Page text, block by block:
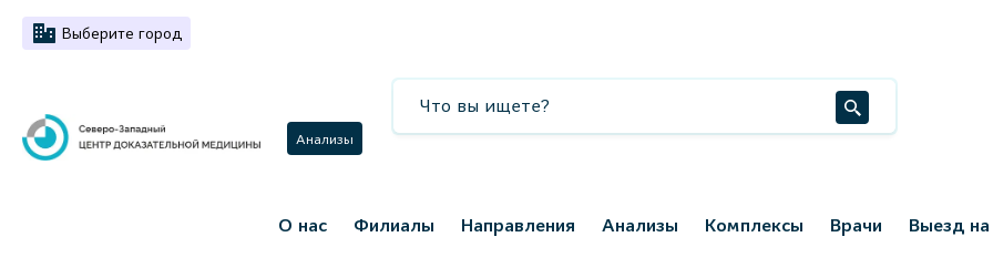
Выберите город
Анализы
О нас Филиалы Направления Анализы Комплексы Врачи Выезд